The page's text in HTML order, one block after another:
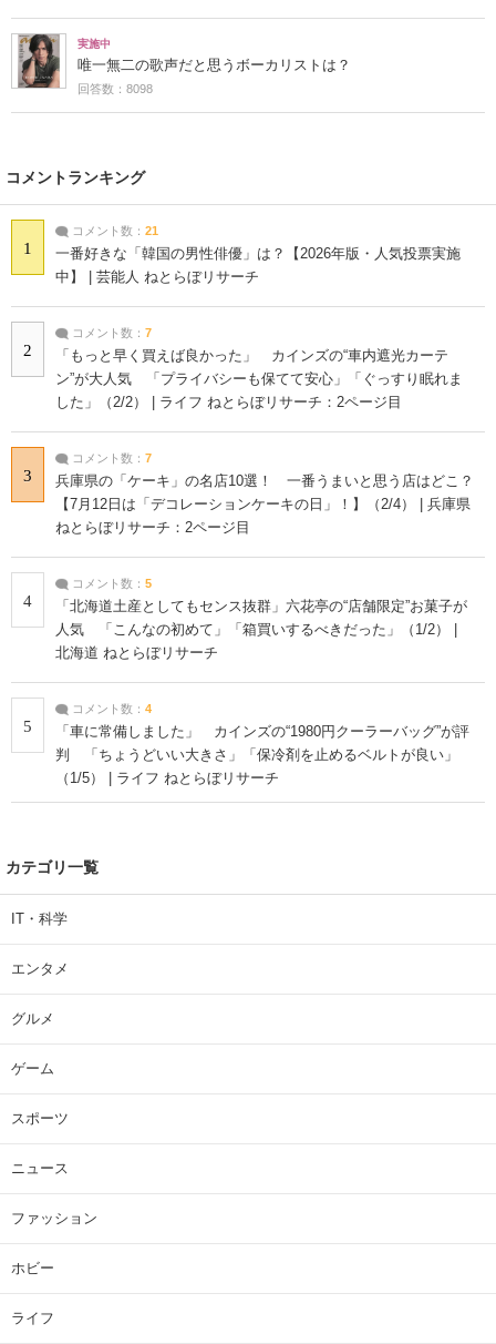
実施中
唯一無二の歌声だと思うボーカリストは？
回答数：8098
コメントランキング
1
コメント数： 21
一番好きな「韓国の男性俳優」は？【2026年版・人気投票実施
中】 | 芸能人 ねとらぼリサーチ
2
コメント数： 7
「もっと早く買えば良かった」 カインズの“車内遮光カーテ
ン”が大人気 「プライバシーも保てて安心」「ぐっすり眠れま
した」（2/2） | ライフ ねとらぼリサーチ：2ページ目
3
コメント数： 7
兵庫県の「ケーキ」の名店10選！ 一番うまいと思う店はどこ？
【7月12日は「デコレーションケーキの日」！】（2/4） | 兵庫県
ねとらぼリサーチ：2ページ目
4
コメント数： 5
「北海道土産としてもセンス抜群」六花亭の“店舗限定”お菓子が
人気 「こんなの初めて」「箱買いするべきだった」（1/2） |
北海道 ねとらぼリサーチ
5
コメント数： 4
「車に常備しました」 カインズの“1980円クーラーバッグ”が評
判 「ちょうどいい大きさ」「保冷剤を止めるベルトが良い」
（1/5） | ライフ ねとらぼリサーチ
カテゴリ一覧
IT・科学
エンタメ
グルメ
ゲーム
スポーツ
ニュース
ファッション
ホビー
ライフ